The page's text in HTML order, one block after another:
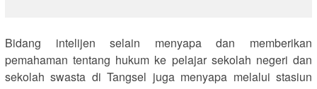
Bidang intelijen selain menyapa dan memberikan
pemahaman tentang hukum ke pelajar sekolah negeri dan
sekolah swasta di Tangsel juga menyapa melalui stasiun